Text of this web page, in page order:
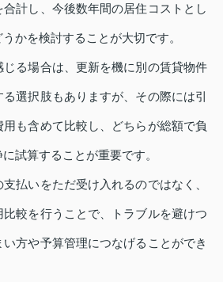
計し、今後数年間の居住コストとし
かを検討することが大切です。
じる場合は、更新を機に別の賃貸物件
選択肢もありますが、その際には引
も含めて比較し、どちらが総額で負
試算することが重要です。
払いをただ受け入れるのではなく、
較を行うことで、トラブルを避けつ
方や予算管理につなげることができ